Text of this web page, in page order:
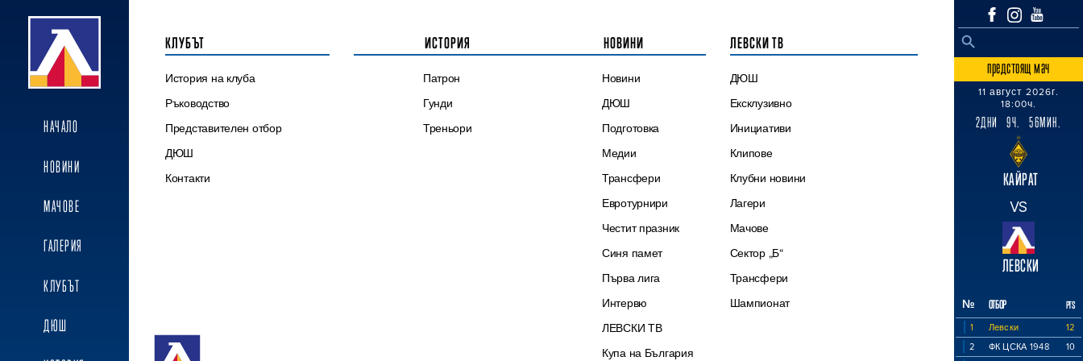
НАЧАЛО
НОВИНИ
МАЧОВЕ
ГАЛЕРИЯ
КЛУБЪТ
ДЮШ
Search
SEARCH BUTTON
предстоящ мач
11 август 2026г.
18:00ч.
2ДНИ 9Ч. 56МИН.
КАЙРАТ
VS
ЛЕВСКИ
№ ОТБОР PTS
1 Левски
12
2
ФК ЦСКА 1948
10
КЛУБЪТ
История на клуба
Ръководство
Представителен отбор
ДЮШ
Контакти
ИСТОРИЯ
Патрон
Гунди
Треньори
НОВИНИ
Новини
ДЮШ
Подготовка
Медии
Трансфери
Евротурнири
Честит празник
Синя памет
Първа лига
Интервю
ЛЕВСКИ ТВ
Купа на България
ЛЕВСКИ ТВ
ДЮШ
Ексклузивно
Инициативи
Клипове
Клубни новини
Лагери
Мачове
Сектор „Б“
Трансфери
Шампионат